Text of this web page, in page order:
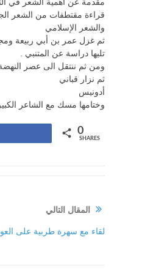
قراءة مقتطفات من الشعر
والشعر الإسلامي
ثم غزل عمر بن أبي ربيعة
تليها دراسة عن المتنبي .
ومن ثم ننتقل الى عصر
ثم نزار قباني
أدونيس
وختامها مسك مع الشاعر
0
SHARES
المقال التالي
لقاء مع سهرة طربية على